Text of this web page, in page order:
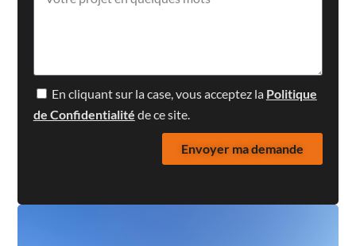
En cliquant sur la case, vous acceptez la Politique
de Confidentialité de ce site.
Envoyer ma demande